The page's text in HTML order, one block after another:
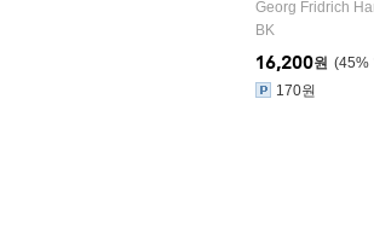
Georg Fridrich
BK
45%
16,200원
170원